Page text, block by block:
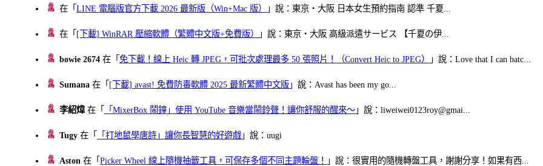
在「LINE 電腦版官方下載 2026 最新版（Win+Mac 版） 」說：東京・大阪 日本女生預約指南 認準 千夏...
在「 [下載] WinRAR 壓縮軟體（繁體中文版+免費版） 」說：東京・大阪 高級派遣サービス 【千夏の伊...
bowie 2674 在「免下載！線上 Heic 轉 JPEG，可批次處理最多 50 張照片！（Convert Heic to JPEG） 」說：Love that I can batc...
Sumana 在「 [下載] avast! 免費防毒軟體 2025 最新繁體中文版 」說：Avast has been my go...
李紹煒在「 「MixerBox 鬧鐘」使用 YouTube 音樂當鬧鈴聲！讓你舒服的醒來～ 」說：liweiwei0123roy@gmai...
Tugy 在「 「打地鼠學唐詩」讓你長智慧的好遊戲 」說：uugi
Aston 在「Picker Wheel 線上隨機抽籤工具，可保存多個不同主題輪盤！ 」說：很實用的隨機轉盤工具，謝謝分享！如果有西...